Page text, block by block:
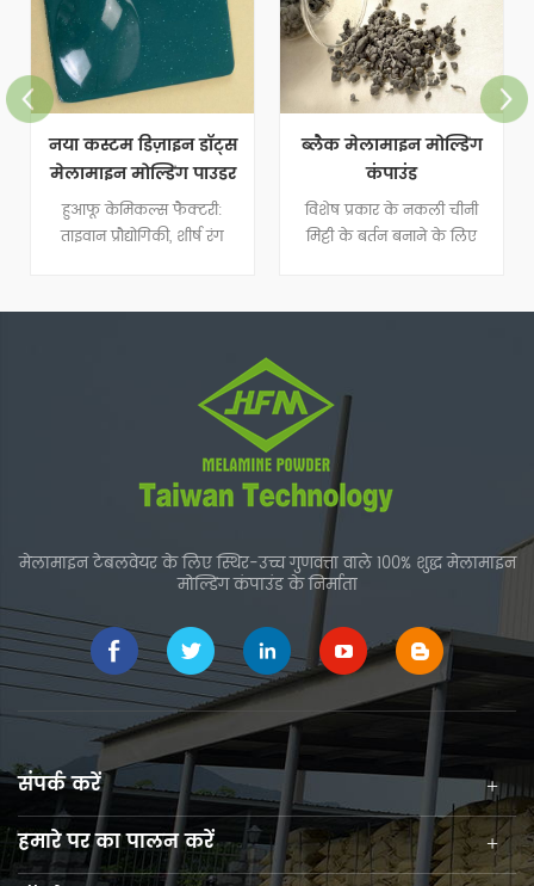
नया कस्टम डिज़ाइन डॉट्स
मेलामाइन मोल्डिंग पाउडर
हुआफू केमिकल्स फैक्टरी:
ताइवान प्रौद्योगिकी, शीर्ष रंग
ब्लैक मेलामाइन मोल्डिंग
कंपाउंड
विशेष प्रकार के नकली चीनी
मिट्टी के बर्तन बनाने के लिए
किया जाता है।
मेलामाइन टेबलवेयर के लिए स्थिर-उच्च गुणवत्ता वाले 100% शुद्ध मेलामाइन
मोल्डिंग कंपाउंड के निर्माता
संपर्क करें
हमारे पर का पालन करें